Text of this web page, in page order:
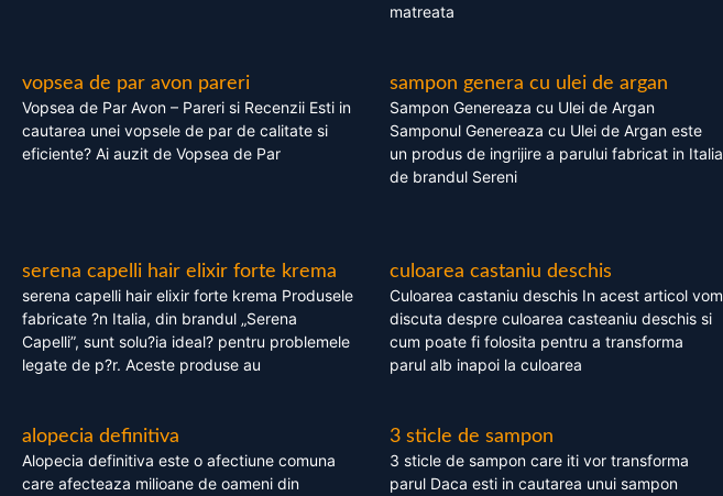
matreata
vopsea de par avon pareri
Vopsea de Par Avon – Pareri si Recenzii Esti in
cautarea unei vopsele de par de calitate si
eficiente? Ai auzit de Vopsea de Par
sampon genera cu ulei de argan
Sampon Genereaza cu Ulei de Argan
Samponul Genereaza cu Ulei de Argan este
un produs de ingrijire a parului fabricat in Italia
de brandul Sereni
serena capelli hair elixir forte krema
serena capelli hair elixir forte krema Produsele
fabricate ?n Italia, din brandul „Serena
Capelli”, sunt solu?ia ideal? pentru problemele
legate de p?r. Aceste produse au
culoarea castaniu deschis
Culoarea castaniu deschis In acest articol vom
discuta despre culoarea casteaniu deschis si
cum poate fi folosita pentru a transforma
parul alb inapoi la culoarea
alopecia definitiva
Alopecia definitiva este o afectiune comuna
care afecteaza milioane de oameni din
3 sticle de sampon
3 sticle de sampon care iti vor transforma
parul Daca esti in cautarea unui sampon